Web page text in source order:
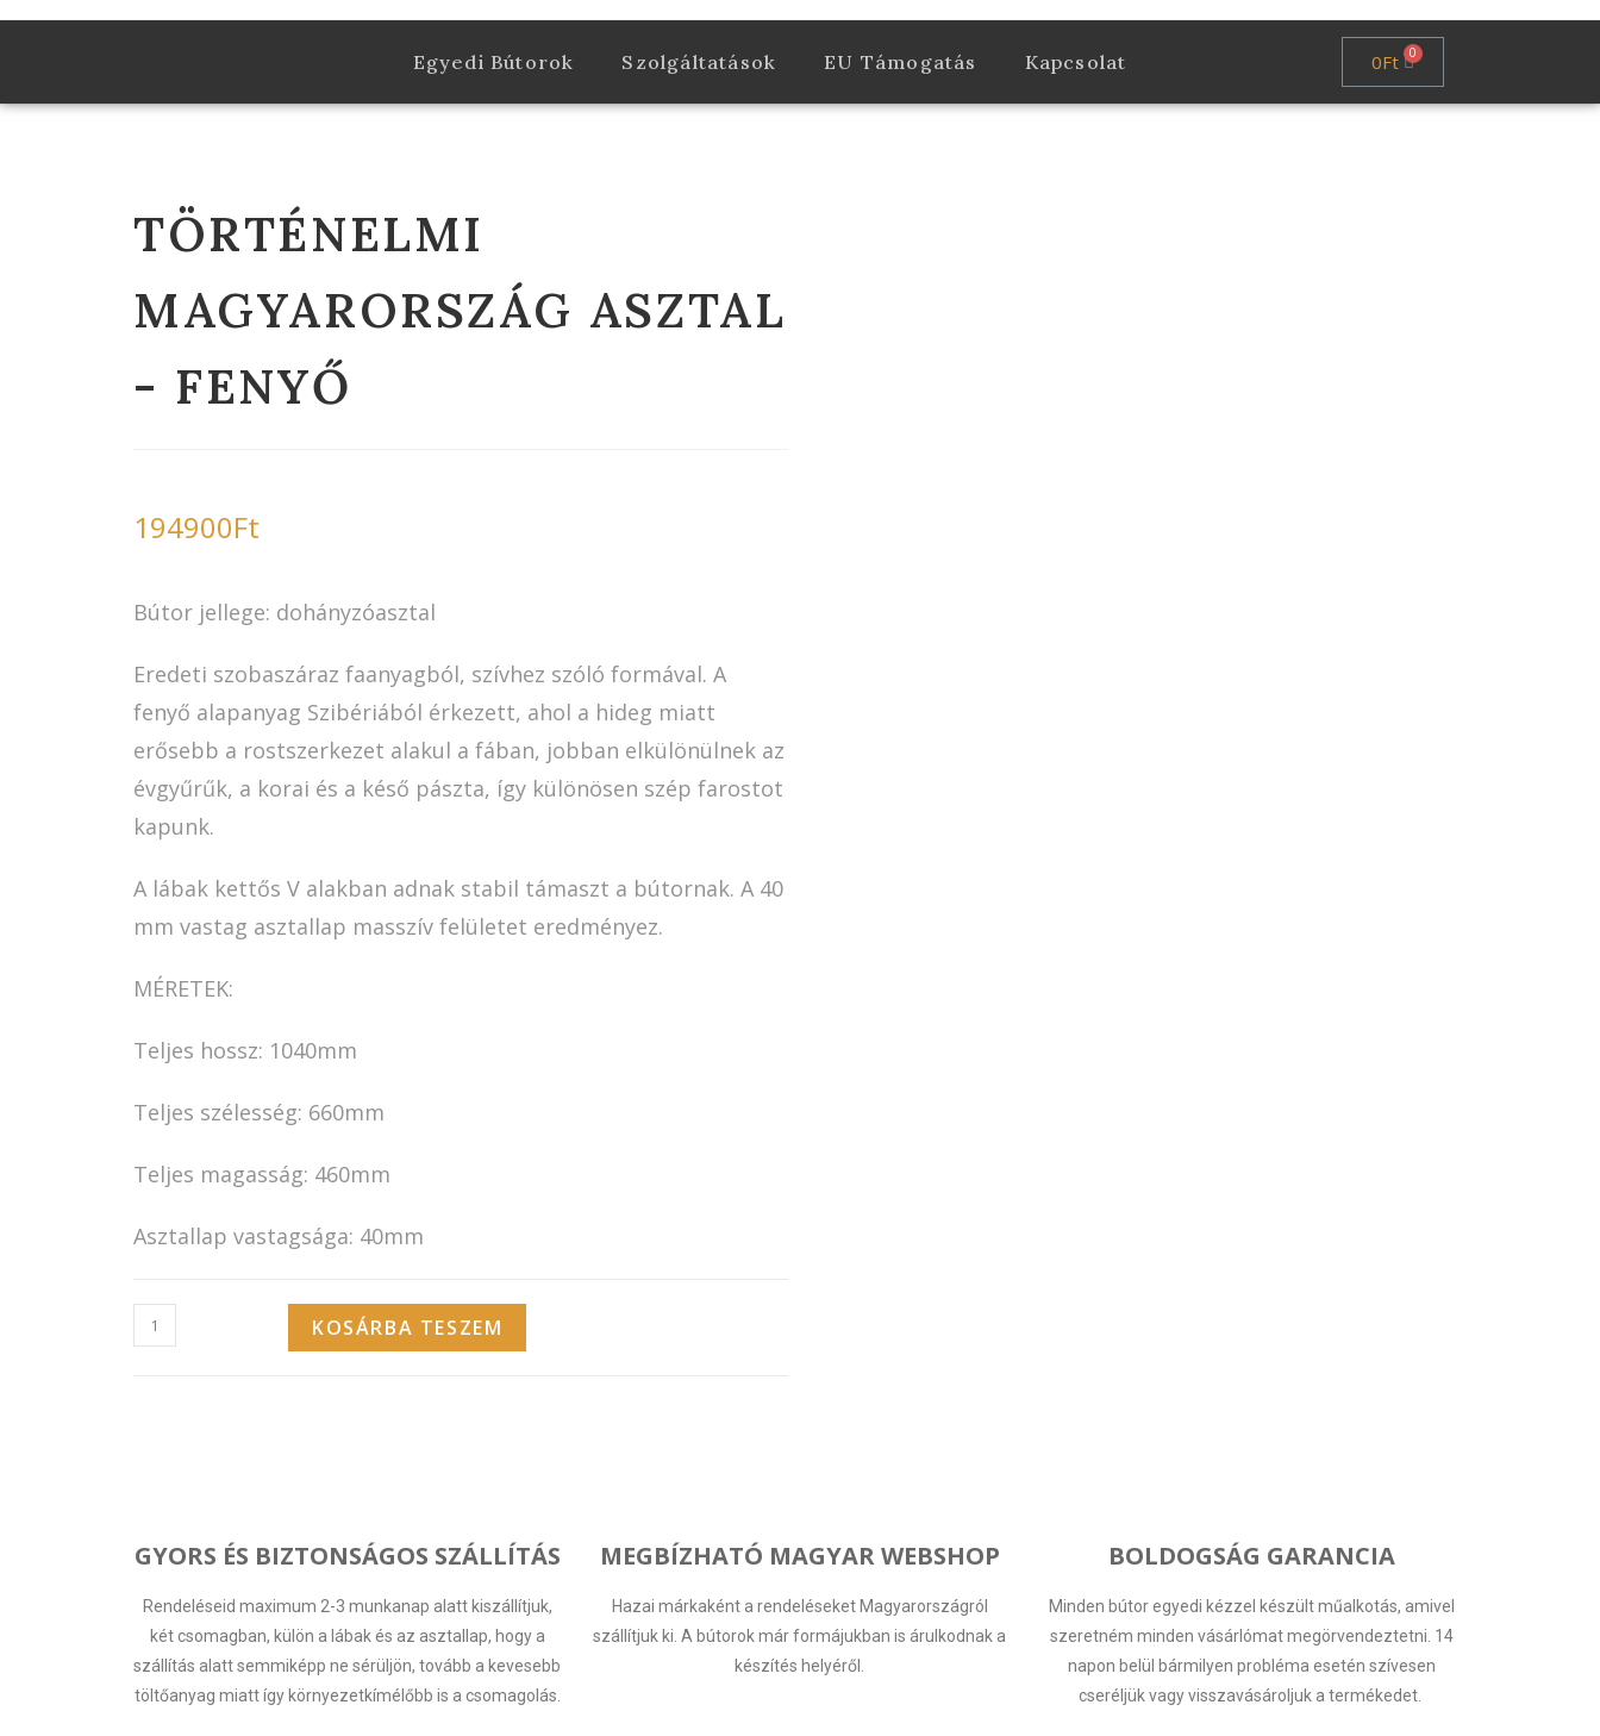
Egyedi Bútorok Szolgáltatások EU Támogatás Kapcsolat 0Ft
TÖRTÉNELMI
MAGYARORSZÁG ASZTAL
- FENYŐ
194900Ft
Bútor jellege: dohányzóasztal
Eredeti szobaszáraz faanyagból, szívhez szóló formával. A
fenyő alapanyag Szibériából érkezett, ahol a hideg miatt
erősebb a rostszerkezet alakul a fában, jobban elkülönülnek az
évgyűrűk, a korai és a késő pászta, így különösen szép farostot
kapunk.
A lábak kettős V alakban adnak stabil támaszt a bútornak. A 40
mm vastag asztallap masszív felületet eredményez.
MÉRETEK:
Teljes hossz: 1040mm
Teljes szélesség: 660mm
Teljes magasság: 460mm
Asztallap vastagsága: 40mm
KOSÁRBA TESZEM
GYORS ÉS BIZTONSÁGOS SZÁLLÍTÁS
Rendeléseid maximum 2-3 munkanap alatt kiszállítjuk,
két csomagban, külön a lábak és az asztallap, hogy a
szállítás alatt semmiképp ne sérüljön, tovább a kevesebb
töltőanyag miatt így környezetkímélőbb is a csomagolás.
MEGBÍZHATÓ MAGYAR WEBSHOP
Hazai márkaként a rendeléseket Magyarországról
szállítjuk ki. A bútorok már formájukban is árulkodnak a
készítés helyéről.
BOLDOGSÁG GARANCIA
Minden bútor egyedi kézzel készült műalkotás, amivel
szeretném minden vásárlómat megörvendeztetni. 14
napon belül bármilyen probléma esetén szívesen
cseréljük vagy visszavásároljuk a termékedet.